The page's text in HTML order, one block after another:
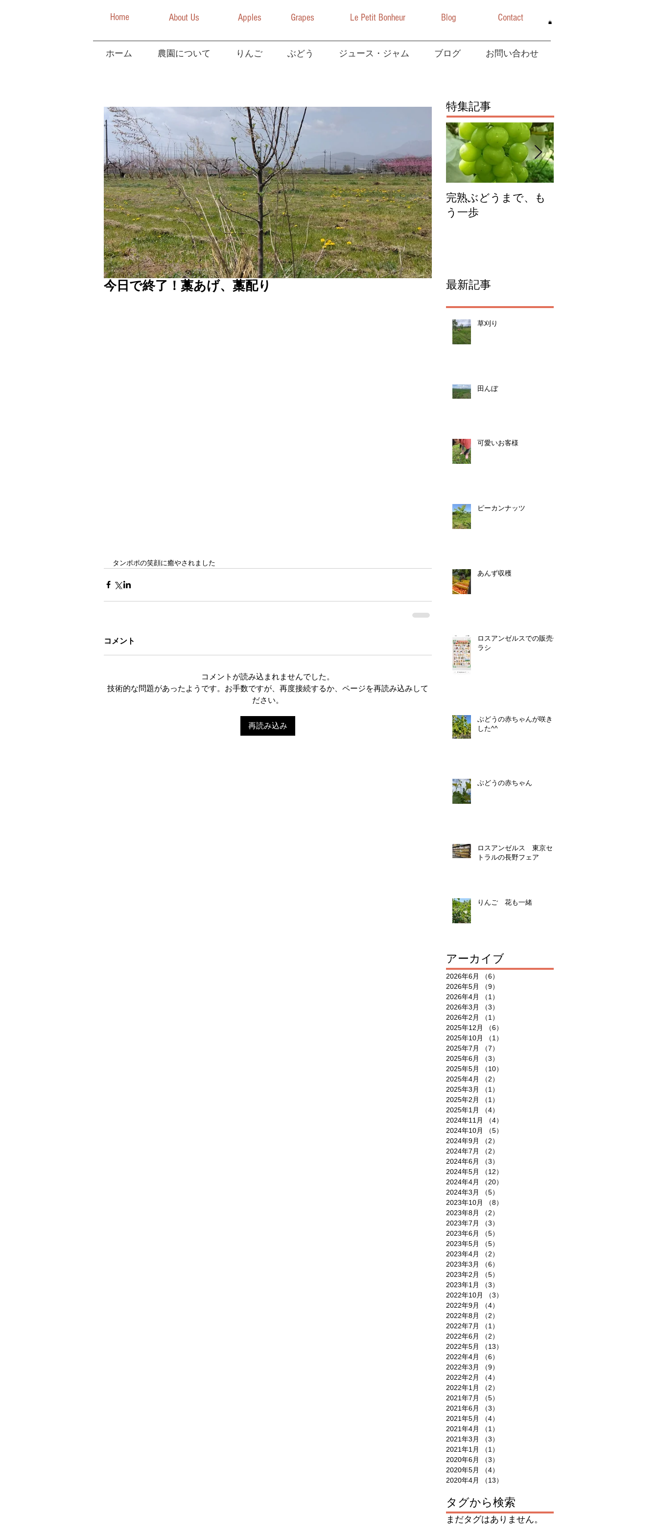
Home About Us Apples Grapes Le Petit Bonheur Blog Contact
ホーム 農園について りんご ぶどう ジュース・ジャム ブログ お問い合わせ
今日で終了！藁あげ、藁配り
タンポポの笑顔に癒やされました
コメント
コメントが読み込まれませんでした。
技術的な問題があったようです。お手数ですが、再度接続するか、ページを再読み込みして
ださい。
再読み込み
特集記事
完熟ぶどうまで、も
う一歩
最新記事
草刈り
田んぼ
可愛いお客様
ピーカンナッツ
あんず収穫
ロスアンゼルスでの販売チ
ラシ
ぶどうの赤ちゃんが咲きま
した^^
ぶどうの赤ちゃん
ロスアンゼルス 東京セン
トラルの長野フェア
りんご 花も一緒
アーカイブ
2026年6月 （6）
2026年5月
（9）
2026年4月
（1）
2026年3月
（3）
2026年2月
（1）
2025年12月
（6）
2025年10月
（1）
2025年7月
（7）
2025年6月
（3）
2025年5月
（10）
2025年4月
（2）
2025年3月
（1）
2025年2月
（1）
2025年1月
（4）
2024年11月
（4）
2024年10月
（5）
2024年9月
（2）
2024年7月
（2）
2024年6月
（3）
2024年5月
（12）
2024年4月
（20）
2024年3月
（5）
2023年10月
（8）
2023年8月
（2）
2023年7月
（3）
2023年6月
（5）
2023年5月
（5）
2023年4月
（2）
2023年3月
（6）
2023年2月
（5）
2023年1月
（3）
2022年10月
（3）
2022年9月
（4）
2022年8月
（2）
2022年7月
（1）
2022年6月
（2）
2022年5月
（13）
2022年4月
（6）
2022年3月
（9）
2022年2月
（4）
2022年1月
（2）
2021年7月
（5）
2021年6月
（3）
2021年5月
（4）
2021年4月
（1）
2021年3月
（3）
2021年1月
（1）
2020年6月
（3）
2020年5月
（4）
2020年4月
（13）
タグから検索
まだタグはありません。